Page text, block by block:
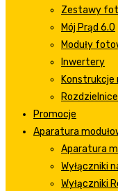
Zestawy
Mój Prąd 6.0
Moduły
Inwertery
Rozdzielnice
Promocje
Aparatura
Aparatura
Wyłączniki
Wyłączniki